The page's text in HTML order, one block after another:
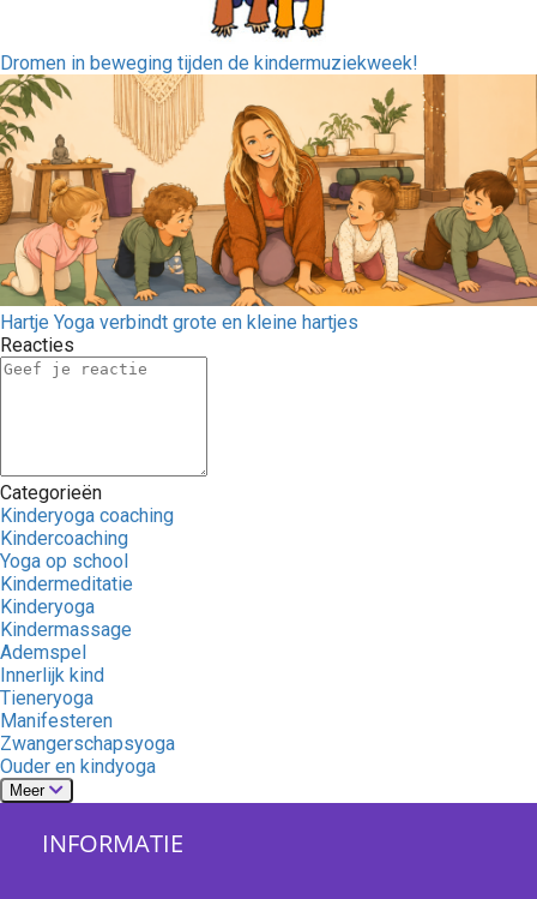
Dromen in beweging tijden de kindermuziekweek!
Hartje Yoga verbindt grote en kleine hartjes
Reacties
Categorieën
Kinderyoga coaching
Kindercoaching
Yoga op school
Kindermeditatie
Kinderyoga
Kindermassage
Ademspel
Innerlijk kind
Tieneryoga
Manifesteren
Zwangerschapsyoga
Ouder en kindyoga
Meer
INFORMATIE